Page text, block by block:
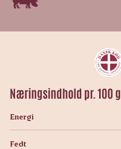
Næringsindhold pr. 100 g
Energi
Fedt